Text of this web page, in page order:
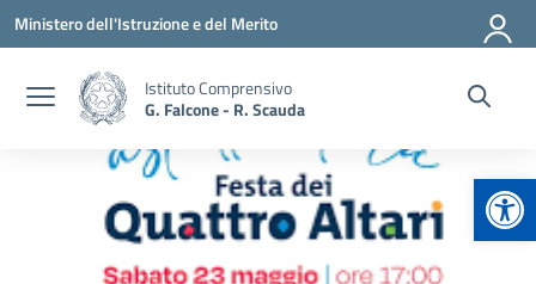
Vai ai contenuti
Vai al menu di navigazione
Vai al footer
Ministero dell'Istruzione e del Merito
Istituto Comprensivo
G. Falcone - R. Scauda